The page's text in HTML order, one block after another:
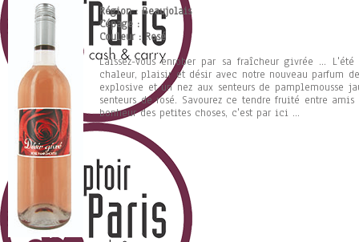
Région : Beaujolais
Cépage :
Couleur : Rosé
Laissez-vous enrober par sa fraîcheur givrée ...
chaleur, plaisir et désir avec notre nouveau parfum
explosive et un nez aux senteurs de pamplemousse
senteurs de rosé. Savourez ce tendre fruité entre
bonheur des petites choses, c'est par ici ...